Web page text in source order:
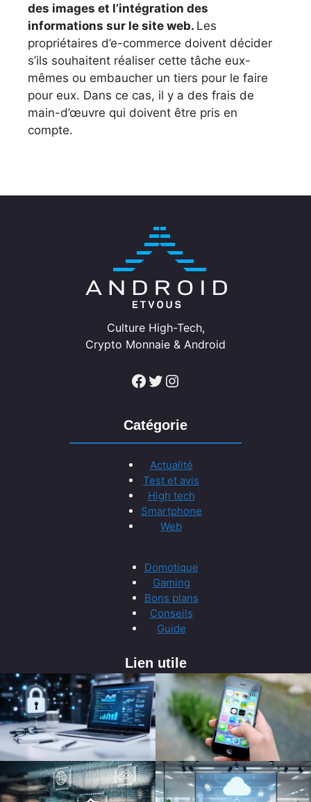
des images et l’intégration des
informations sur le site web. Les
propriétaires d’e-commerce doivent décider
s’ils souhaitent réaliser cette tâche eux-
mêmes ou embaucher un tiers pour le faire
pour eux. Dans ce cas, il y a des frais de
main-d’œuvre qui doivent être pris en
compte.
Culture High-Tech,
Crypto Monnaie & Android
Facebook Twitter Instagram
Catégorie
Actualité
Test et avis
High tech
Smartphone
Web
Domotique
Gaming
Bons plans
Conseils
Guide
Lien utile